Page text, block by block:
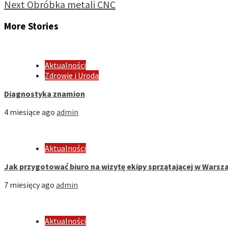
Next Obróbka metali CNC
More Stories
Aktualności
Zdrowie i Uroda
Diagnostyka znamion
4 miesiące ago admin
Aktualności
Jak przygotować biuro na wizytę ekipy sprzątającej w
7 miesięcy ago admin
Aktualności